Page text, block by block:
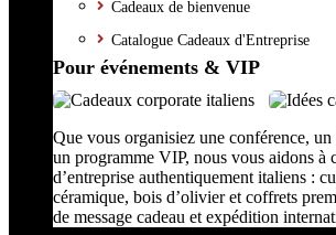
Cadeaux de bienvenue
Catalogue Cadeaux d'Entreprise
Pour événements & VIP
Que vous organisiez une conférence,
un programme VIP, nous vous aidons à
d’entreprise authentiquement italiens :
céramique, bois d’olivier et coffrets
de message cadeau et expédition